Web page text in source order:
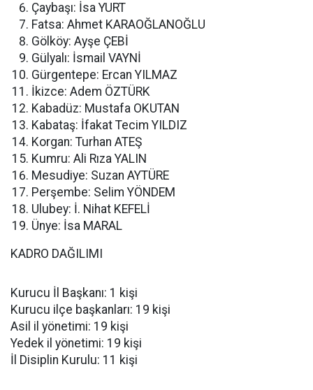
Çaybaşı: İsa YURT
Fatsa: Ahmet KARAOĞLANOĞLU
Gölköy: Ayşe ÇEBİ
Gülyalı: İsmail VAYNİ
Gürgentepe: Ercan YILMAZ
İkizce: Adem ÖZTÜRK
Kabadüz: Mustafa OKUTAN
Kabataş: İfakat Tecim YILDIZ
Korgan: Turhan ATEŞ
Kumru: Ali Rıza YALIN
Mesudiye: Suzan AYTÜRE
Perşembe: Selim YÖNDEM
Ulubey: İ. Nihat KEFELİ
Ünye: İsa MARAL
KADRO DAĞILIMI
Kurucu İl Başkanı: 1 kişi
Kurucu ilçe başkanları: 19 kişi
Asil il yönetimi: 19 kişi
Yedek il yönetimi: 19 kişi
İl Disiplin Kurulu: 11 kişi